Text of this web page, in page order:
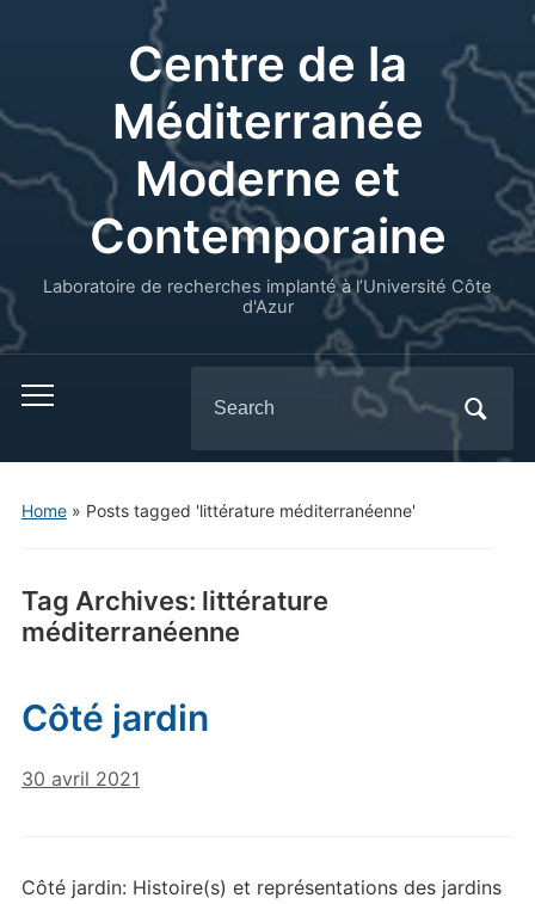
Centre de la
Méditerranée
Moderne et
Contemporaine
Laboratoire de recherches implanté à l’Université Côte
d'Azur
for:
Home» Posts tagged 'littérature méditerranéenne'
Tag Archives: littérature
méditerranéenne
Côté jardin
30 avril 2021
Côté jardin: Histoire(s) et représentations des jardins